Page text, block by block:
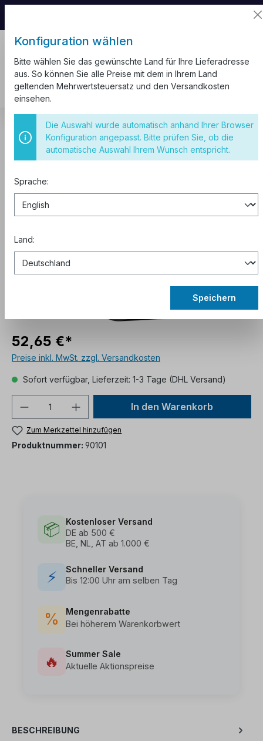
Kabel und Leitungen Ladestation für Elektrofahrzeuge
EASEE U-Hook Black Halterung für
52,65 €*
Preise inkl. MwSt. zzgl. Versandkosten
Sofort verfügbar, Lieferzeit: 1-3 Tage (DHL Versand)
In den Warenkorb
Zum Merkzettel hinzufügen
Produktnummer: 90101
📦
Kostenloser Versand
DE ab 500 €
BE, NL, AT ab 1.000 €
⚡
Schneller Versand
Bis 12:00 Uhr am selben Tag
%
Mengenrabatte
Bei höherem Warenkorbwert
🔥
Summer Sale
Aktuelle Aktionspreise
BESCHREIBUNG
Konfiguration wählen
Bitte wählen Sie das gewünschte Land für Ihre Lieferadresse
aus. So können Sie alle Preise mit dem in Ihrem Land
geltenden Mehrwertsteuersatz und den Versandkosten
einsehen.
Die Auswahl wurde automatisch anhand Ihrer Browser
Konfiguration angepasst. Bitte prüfen Sie, ob die
automatische Auswahl Ihrem Wunsch entspricht.
Sprache:
Land:
Speichern